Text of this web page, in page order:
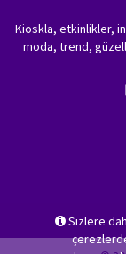
Sizlere
Kioskla, etkinlikler,
moda, trend,